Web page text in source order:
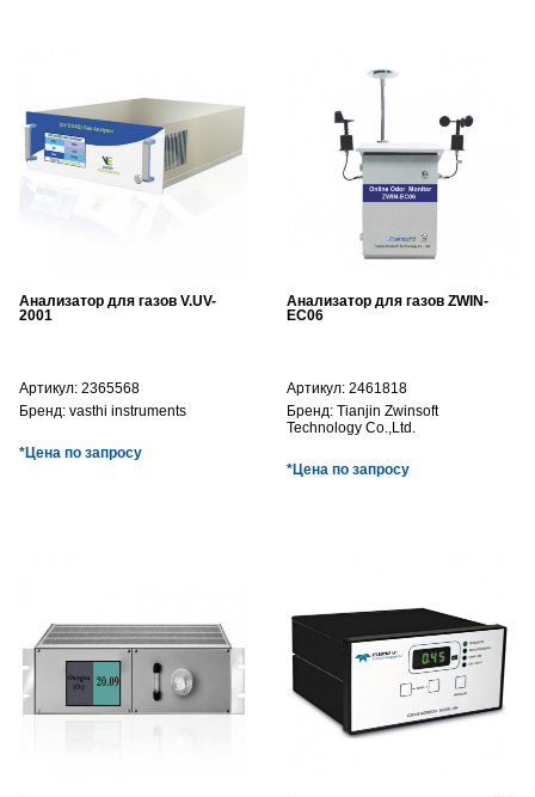
Анализатор для газов V.UV-
2001
Артикул: 2365568
Бренд: vasthi instruments
*Цена по запросу
Анализатор для газов ZWIN-
EC06
Артикул: 2461818
Бренд: Tianjin Zwinsoft
Technology Co.,Ltd.
*Цена по запросу